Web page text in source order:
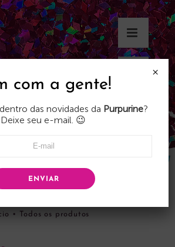
• Todos os produtos
com a gente!
das novidades da Purpurine?
Deixe seu e-mail. 😉
ENVIAR
×